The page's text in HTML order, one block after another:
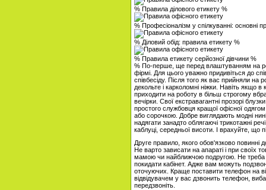
% Правила ділового етикету %
% Професіоналізм у спілкуванні: основні
% Діловий обід: правила етикету %
% Правила етикету серйозної дівчини %
% По-перше, ще перед влаштуванням на
фірмі. Для цього уважно придивіться до
співбесіду. Після того як вас прийняли
декольте і карколомні ніжки. Навіть якщо
приходити на роботу в більш строгому
вечірки. Свої екстравагантні прозорі
простого службовця кращої офісної
або сорочкою. Добре виглядають модні
надягати занадто облягаючі трикотажні
каблуці, середньої висоти. І врахуйте, що
Друге правило, якого обов'язково
Не варто зависати на апараті і при своїх
мамою чи найближчою подругою. Не треба
покидати кабінет. Адже вам можуть
оточуючих. Краще поставити телефон на
відвідувачем у вас дзвонить телефон,
передзвоніть.